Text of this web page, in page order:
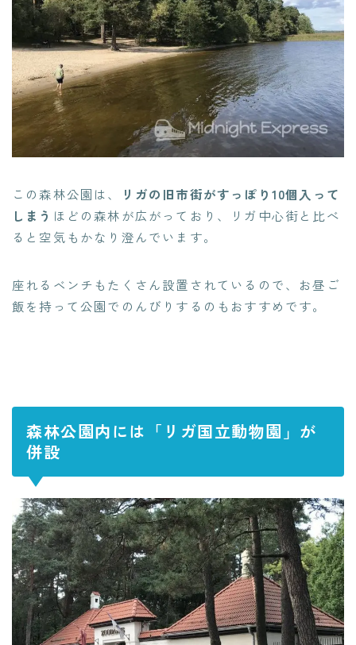
この森林公園は、
リガの旧市街がすっぽり10個入って
しまう ほどの森林が広がっており、リガ中心街と比べ
ると空気もかなり澄んでいます。
座れるベンチもたくさん設置されているので、お昼ご
飯を持って公園でのんびりするのもおすすめです。
森林公園内には「リガ国立動物園」が
併設